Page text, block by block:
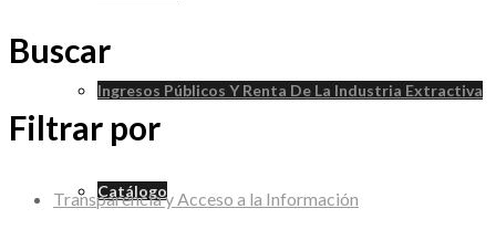
Ingresos Públicos Y Renta De La Industria Extractiva
Catálogo
Buscar
Filtrar por
Transparencia y Acceso a la Información